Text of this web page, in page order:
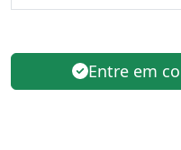
Entre em